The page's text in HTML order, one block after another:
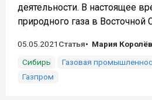
деятельности. В настоящее
природного газа в Восточной
05.05.2021 Статья
Мария
Сибирь
Газовая
Газпром